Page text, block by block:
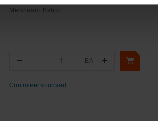
Merknaam: Bahco
− EA +
Controleer voorraad